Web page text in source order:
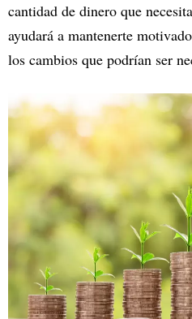
cantidad de dinero que
ayudará a mantenerte
los cambios que podrían ser